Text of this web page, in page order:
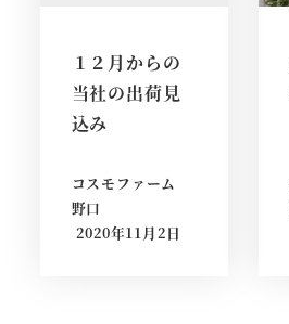
１２月からの
当社の出荷見
込み
コスモファーム
野口
2020年11月2日